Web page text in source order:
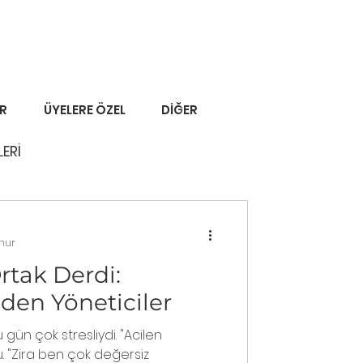
ÜYELERE ÖZEL DİĞER
Derdi:
Yöneticiler
çok stresliydi. "Acilen
"Zira ben çok değersiz